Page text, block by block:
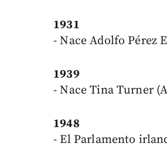
1931
- Nace Adolfo Pérez
1939
- Nace Tina Turner
1948
- El Parlamento